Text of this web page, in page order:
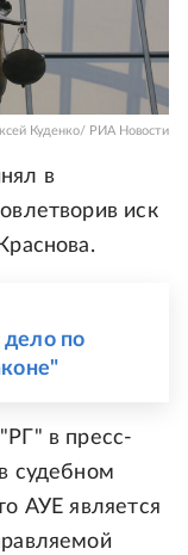
Куденко/ РИА Новости
в
иск
дело по
в пресс-
судебном
АУЕ является